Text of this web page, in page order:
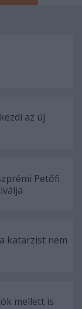
az új
Petőfi
katarzist nem
mellett is